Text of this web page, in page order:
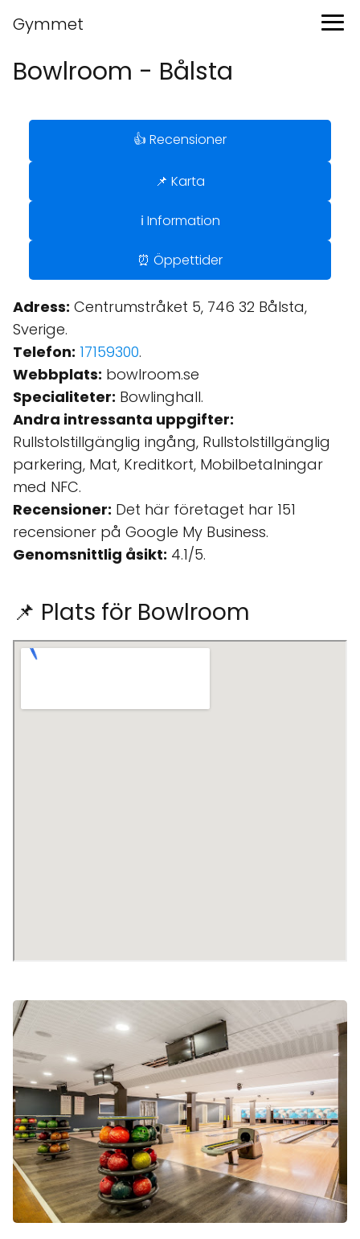
Gymmet
Bowlroom - Bålsta
👍 Recensioner
📌 Karta
ℹ️ Information
⏰ Öppettider
Adress: Centrumstråket 5, 746 32 Bålsta,
Sverige.
Telefon: 17159300.
Webbplats: bowlroom.se
Specialiteter: Bowlinghall.
Andra intressanta uppgifter:
Rullstolstillgänglig ingång, Rullstolstillgänglig
parkering, Mat, Kreditkort, Mobilbetalningar
med NFC.
Recensioner: Det här företaget har 151
recensioner på Google My Business.
Genomsnittlig åsikt: 4.1/5.
📌 Plats för Bowlroom